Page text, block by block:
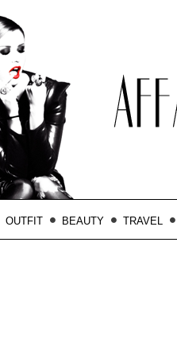
OUTFIT BEAUTY TRAVEL